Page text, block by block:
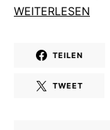
WEITERLESEN
TEILEN
TWEET